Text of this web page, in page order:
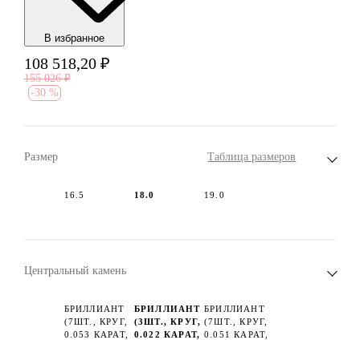
В избранноe
108 518,20 ₽
155 026 ₽
-30 %
Размер Таблица размеров
16.5 18.0 19.0
Центральный камень
БРИЛЛИАНТ
(7ШТ., КРУГ,
0.053 КАРАТ,
БРИЛЛИАНТ
(3ШТ., КРУГ,
0.022 КАРАТ,
БРИЛЛИАНТ
(7ШТ., КРУГ,
0.051 КАРАТ,